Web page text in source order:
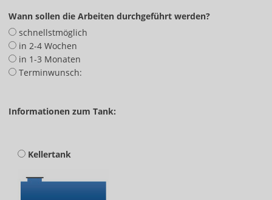
Wann sollen die Arbeiten durchgeführt werden?
schnellstmöglich
in 2-4 Wochen
in 1-3 Monaten
Terminwunsch:
Informationen zum Tank:
Kellertank